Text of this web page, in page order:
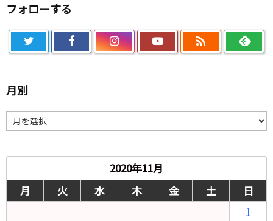
フォローする

月別
別
2020年11月
月
火 水 木 金 土
日
1